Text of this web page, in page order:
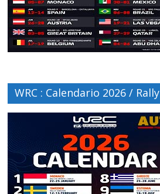
WRC : Calendario 2026 / Rally